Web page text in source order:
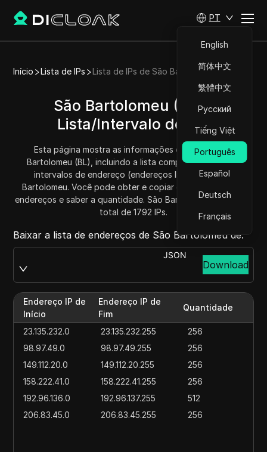
PT
English
简体中文
繁體中文
Русский
Tiếng Việt
Português
Español
Deutsch
Français
Início Lista de IPs Lista de IPs de São Bartolomeu
São Bartolomeu (BL) -
Lista/Intervalo de IPs
Esta página mostra as informações de IP para São
Bartolomeu (BL), incluindo a lista completa de IPs e os
intervalos de endereço (endereços IPv4) para São
Bartolomeu. Você pode obter e copiar cada intervalo de
endereços e saber a quantidade. São Bartolomeu possui um
total de 1792 IPs.
Baixar a lista de endereços de São Bartolomeu de:
JSON
Download
Endereço IP de
Início
Endereço IP de
Fim
Quantidade
23.135.232.0 23.135.232.255
256
98.97.49.0
98.97.49.255
256
149.112.20.0
149.112.20.255
256
158.222.41.0
158.222.41.255
256
192.96.136.0
192.96.137.255
512
206.83.45.0
206.83.45.255 256